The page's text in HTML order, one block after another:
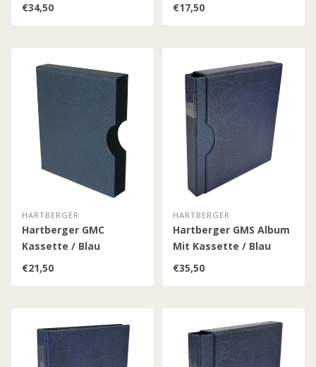
€34,50
€17,50
HARTBERGER
Hartberger GMC
Kassette / Blau
€21,50
HARTBERGER
Hartberger GMS Album
Mit Kassette / Blau
€35,50